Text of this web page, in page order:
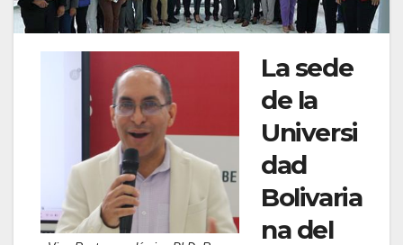
La sede
de la
Universi
dad
Bolivaria
na del